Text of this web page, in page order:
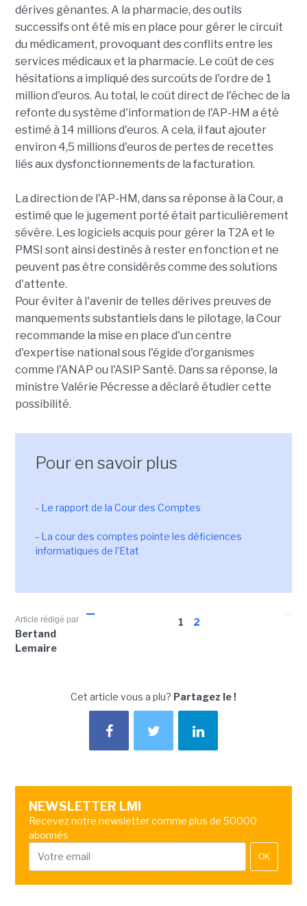
dérives gênantes. A la pharmacie, des outils
successifs ont été mis en place pour gérer le circuit
du médicament, provoquant des conflits entre les
services médicaux et la pharmacie. Le coût de ces
hésitations a impliqué des surcoûts de l'ordre de 1
million d'euros. Au total, le coût direct de l'échec de la
refonte du système d'information de l'AP-HM a été
estimé à 14 millions d'euros. A cela, il faut ajouter
environ 4,5 millions d'euros de pertes de recettes
liés aux dysfonctionnements de la facturation.
La direction de l'AP-HM, dans sa réponse à la Cour, a
estimé que le jugement porté était particulièrement
sévère. Les logiciels acquis pour gérer la T2A et le
PMSI sont ainsi destinés à rester en fonction et ne
peuvent pas être considérés comme des solutions
d'attente.
Pour éviter à l'avenir de telles dérives preuves de
manquements substantiels dans le pilotage, la Cour
recommande la mise en place d'un centre
d'expertise national sous l'égide d'organismes
comme l'ANAP ou l'ASIP Santé. Dans sa réponse, la
ministre Valérie Pécresse a déclaré étudier cette
possibilité.
Pour en savoir plus
- Le rapport de la Cour des Comptes
- La cour des comptes pointe les déficiences
informatiques de l'Etat
1 2
Article rédigé par
Bertand
Lemaire
Cet article vous a plu? Partagez le !
NEWSLETTER LMI
Recevez notre newsletter comme plus de 50000
abonnés
OK